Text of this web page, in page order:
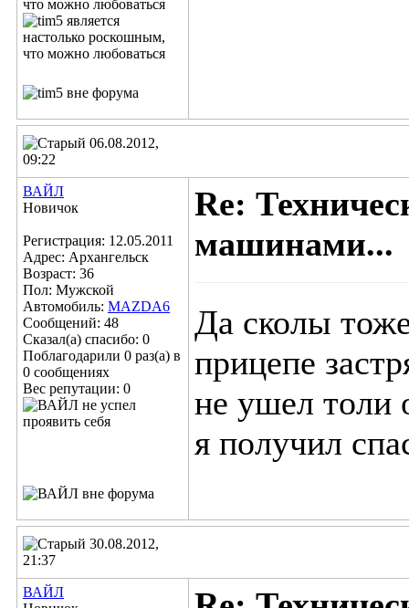
06.08.2012,
09:22
ВАЙЛ
Новичок
Регистрация: 12.05.2011
Адрес: Архангельск
Возраст: 36
Пол: Мужской
Автомобиль: MAZDA6
Сообщений: 48
Сказал(а) спасибо: 0
Поблагодарили 0 раз(а) в
0 сообщениях
Вес репутации: 0
Re:
машинами...
Да сколы
прицепе
не ушел толи
я получил
30.08.2012,
21:37
ВАЙЛ